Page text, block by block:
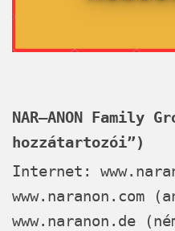
NAR–ANON Family
hozzátartozói”)
Internet:
www.naranon.com
www.naranon.de